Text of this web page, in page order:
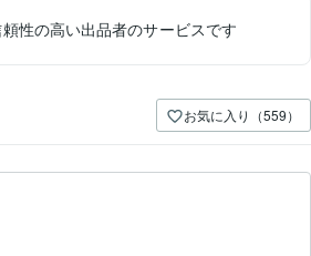
性の高い出品者のサービスです
お気に入り（559）